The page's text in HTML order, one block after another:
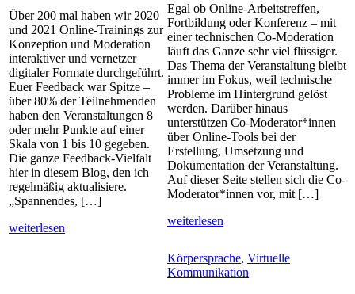
Über 200 mal haben wir 2020
und 2021 Online-Trainings zur
Konzeption und Moderation
interaktiver und vernetzer
digitaler Formate durchgeführt.
Euer Feedback war Spitze –
über 80% der Teilnehmenden
haben den Veranstaltungen 8
oder mehr Punkte auf einer
Skala von 1 bis 10 gegeben.
Die ganze Feedback-Vielfalt
hier in diesem Blog, den ich
regelmäßig aktualisiere.
„Spannendes, […]
weiterlesen
Egal ob Online-Arbeitstreffen,
Fortbildung oder Konferenz – mit
einer technischen Co-Moderation
läuft das Ganze sehr viel flüssiger.
Das Thema der Veranstaltung bleibt
immer im Fokus, weil technische
Probleme im Hintergrund gelöst
werden. Darüber hinaus
unterstützen Co-Moderator*innen
über Online-Tools bei der
Erstellung, Umsetzung und
Dokumentation der Veranstaltung.
Auf dieser Seite stellen sich die Co-
Moderator*innen vor, mit […]
weiterlesen
Körpersprache, Virtuelle
Kommunikation